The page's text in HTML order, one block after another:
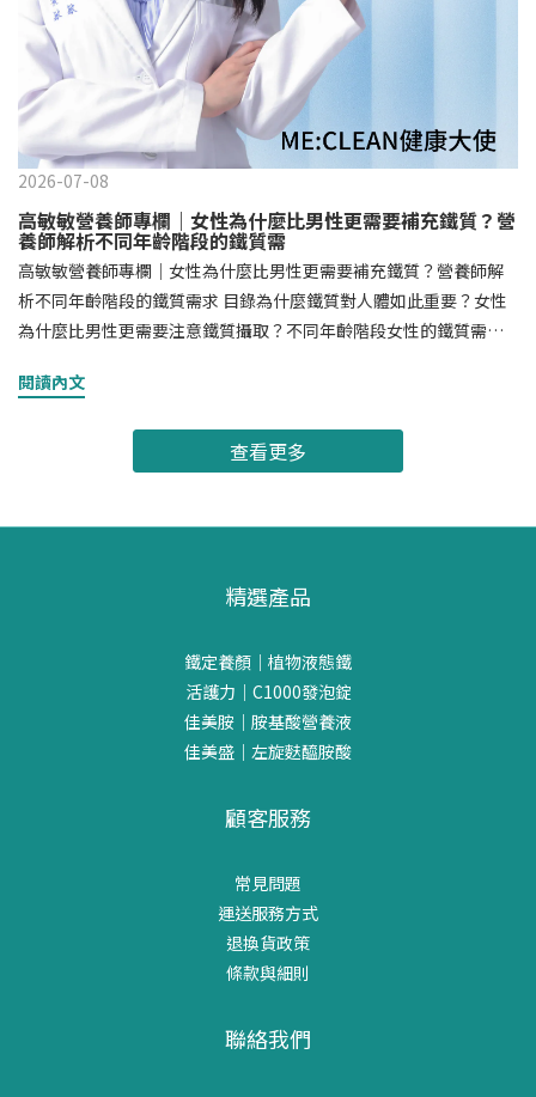
2026-07-08
高敏敏營養師專欄｜女性為什麼比男性更需要補充鐵質？營
養師解析不同年齡階段的鐵質需
高敏敏營養師專欄｜女性為什麼比男性更需要補充鐵質？營養師解
析不同年齡階段的鐵質需求 目錄為什麼鐵質對人體如此重要？女性
為什麼比男性更需要注意鐵質攝取？不同年齡階段女性的鐵質需求
為現代女性的新選擇如何提升鐵質利用率？常見問題 FAQ結論 為什
輸、能量代謝以及維持正常生理機能。人體中的鐵大多存在於血紅
素中，負責將氧氣運送至全身組織，因此均衡攝取鐵質是日常營養
始，多數人會經歷規律的生理週期。每個月的生理期間，都可能伴
充足。這也是為什麼許多女性會特別關注補鐵相關營養資訊。 原因
二：懷孕與哺乳期間營養需求提高懷孕與哺乳是女性人生中營養需
求明顯增加的階段。除了維持自身營養狀態外，也需要支持身體在
特殊生理時期的需求，因此更需要重視均衡飲食與礦物質攝取。 原
慣。如果長期減少食物攝取量、偏食或採取較嚴格的飲食方式，可
擇：素食蔬食彈性蔬食地中海飲食植物性飲食雖然有許多優點，但
也需要特別留意鐵質來源是否充足。 不同年齡階段女性的鐵質需求
青春期女性青春期是快速成長的重要階段。除了身高體重變化外，
也開始面臨生理期帶來的營養需求改變。因此均衡攝取鐵質十分重
群。原因包括：工作壓力大作息不規律外食比例高生理期影響因此
閱讀內文
查看更多
精選產品
鐵定養顏｜植物液態鐵
活護力｜C1000發泡錠
佳美胺｜胺基酸營養液
佳美盛｜左旋麩醯胺酸
顧客服務
常見問題
運送服務方式
退換貨政策
條款與細則
聯絡我們